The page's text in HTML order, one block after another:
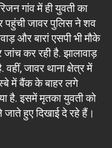
गांव में ही युवती का
जावर पुलिस ने शव
और बारां एसपी भी मौके
कर रही है. झालावाड़
जावर थाना क्षेत्र में
में बैंक के बाहर लगे
है. इसमें मृतका युवती को
हुए दिखाई दे रहे हैं।